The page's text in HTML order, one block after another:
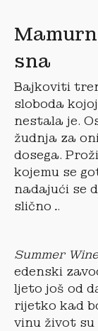
sna
Bajkoviti
sloboda
nestala je.
žudnja za
dosega.
kojemu se
nadajući se
slično…
Summer Wine
edenski
ljeto još od
rijetko kad
vinu život su